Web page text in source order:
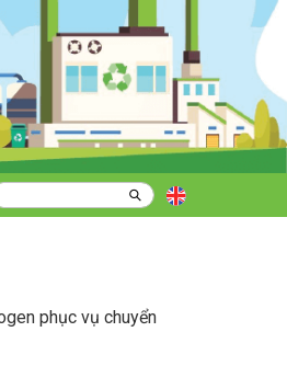
phục vụ chuyển